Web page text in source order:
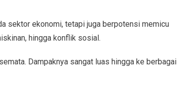
sektor ekonomi, tetapi juga berpotensi memicu
hingga konflik sosial.
Dampaknya sangat luas hingga ke berbagai